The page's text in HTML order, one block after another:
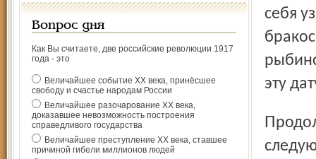
Вопрос дня
Как Вы считаете, две российские революции 1917
года - это
Величайшее событие ХХ века, принёсшее
свободу и счастье народам России
Величайшее разочарование ХХ века,
доказавшее невозможность построения
справедливого государства
Величайшее преступление ХХ века, ставшее
причиной гибели миллионов людей
себя
эту
Продолжение темы круглых дат неожиданно получил и